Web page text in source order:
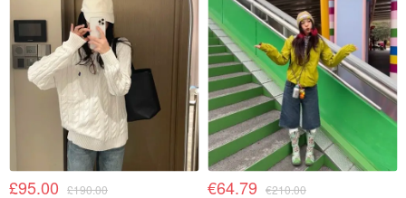
£95.00 £190.00 €64.79 €210.00